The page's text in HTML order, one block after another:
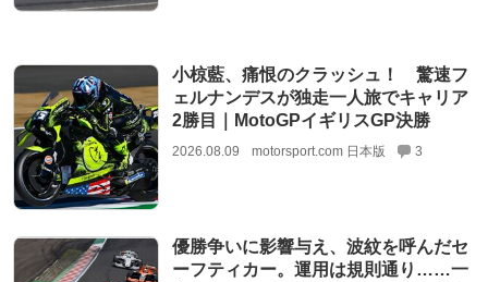
小椋藍、痛恨のクラッシュ！ 驚速フ
ェルナンデスが独走一人旅でキャリア
2勝目｜MotoGPイギリスGP決勝
2026.08.09 motorsport.com 日本版 3
優勝争いに影響与え、波紋を呼んだセ
ーフティカー。運用は規則通り……一